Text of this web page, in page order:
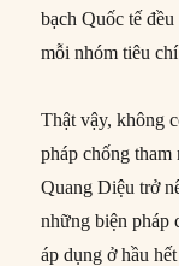
bạch Quốc tế
mỗi nhóm tiêu
Thật vậy, không
pháp chống
Quang Diệu trở
những biện pháp
áp dụng ở hầu